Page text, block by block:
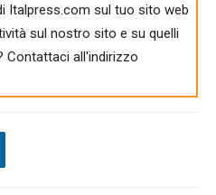
Italpress.com sul tuo sito web
sul nostro sito e su quelli
Contattaci all'indirizzo